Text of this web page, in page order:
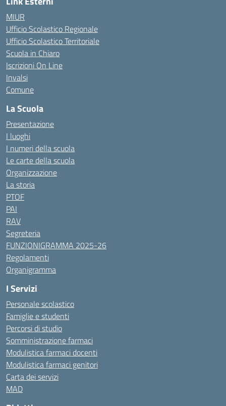
MIUR
Ufficio Scolastico Regionale
Ufficio Scolastico Territoriale
Scuola in Chiaro
Iscrizioni On Line
Invalsi
Comune
La Scuola
Presentazione
I luoghi
I numeri della scuola
Le carte della scuola
Organizzazione
La storia
PTOF
PAI
RAV
Segreteria
FUNZIONIGRAMMA 2025-26
Regolamenti
Organigramma
I Servizi
Personale scolastico
Famiglie e studenti
Percorsi di studio
Somministrazione farmaci
Modulistica farmaci docenti
Modulistica farmaci genitori
Carta dei servizi
MAD